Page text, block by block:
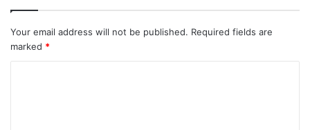
Your email address will not be published. Required fields are
marked *